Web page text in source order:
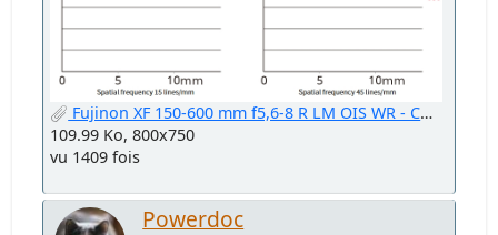
Fujinon XF 150-600 mm f5,6-8 R LM OIS WR - Courbes MTF.jpg
109.99 Ko, 800x750
vu 1409 fois
Powerdoc